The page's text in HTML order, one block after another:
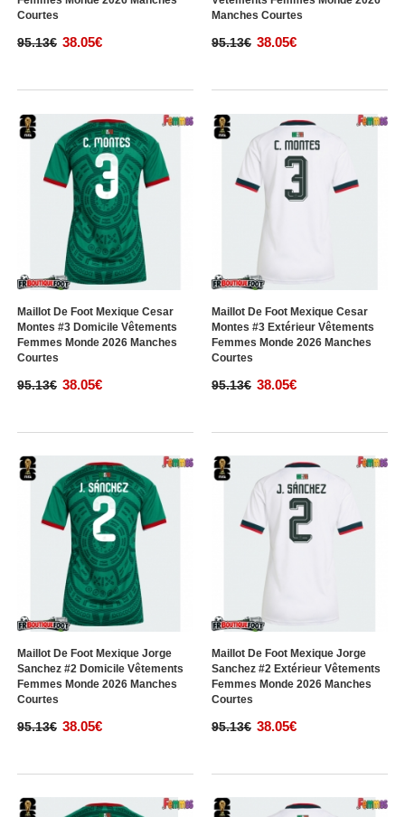
Courtes
95.13€ 38.05€
Manches Courtes
95.13€ 38.05€
Maillot De Foot Mexique Cesar
Montes #3 Domicile Vêtements
Femmes Monde 2026 Manches
Courtes
95.13€ 38.05€
Maillot De Foot Mexique Cesar
Montes #3 Extérieur Vêtements
Femmes Monde 2026 Manches
Courtes
95.13€ 38.05€
Maillot De Foot Mexique Jorge
Sanchez #2 Domicile Vêtements
Femmes Monde 2026 Manches
Courtes
95.13€ 38.05€
Maillot De Foot Mexique Jorge
Sanchez #2 Extérieur Vêtements
Femmes Monde 2026 Manches
Courtes
95.13€ 38.05€